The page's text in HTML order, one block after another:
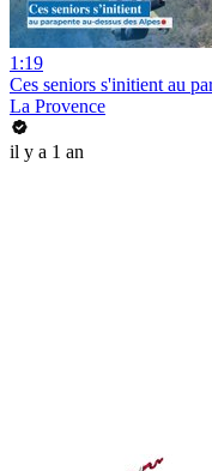
1:19
Ces seniors s'initient au
La Provence
il y a 1 an